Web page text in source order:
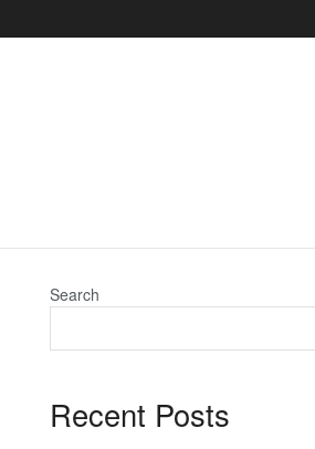
Search
Recent Posts